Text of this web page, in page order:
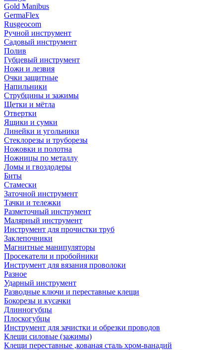
Gold Manibus
GermaFlex
Rusgeocom
Ручной инструмент
Садовый инструмент
Полив
Губцевый инструмент
Ножи и лезвия
Очки защитные
Напильники
Струбцины и зажимы
Щетки и мётла
Отвертки
Ящики и сумки
Линейки и угольники
Стеклорезы и труборезы
Ножовки и полотна
Ножницы по металлу
Ломы и гвоздодеры
Биты
Стамески
Заточной инструмент
Тачки и тележки
Разметочный инструмент
Малярный инструмент
Инструмент для прочистки труб
Заклепочники
Магнитные манипуляторы
Просекатели и пробойники
Инструмент для вязания проволоки
Разное
Ударный инструмент
Разводные ключи и переставные клещи
Бокорезы и кусачки
Длинногубцы
Плоскогубцы
Инструмент для зачистки и обрезки проводов
Клещи силовые (зажимы)
Клещи переставные ,кованая сталь хром-ванадий